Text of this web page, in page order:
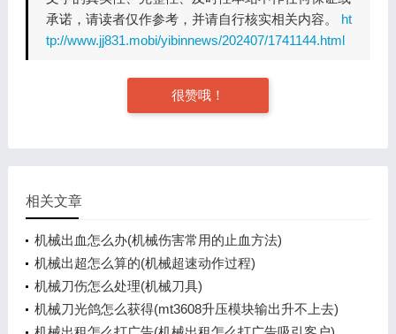
承诺，请读者仅作参考，并请自行核实相关内容。 ht
tp://www.jj831.mobi/yibinnews/202407/1741144.html
很赞哦！
相关文章
机械出血怎么办(机械伤害常用的止血方法)
机械出超怎么算的(机械超速动作过程)
机械刀伤怎么处理(机械刀具)
机械刀光鸽怎么获得(mt3608升压模块输出升不上去)